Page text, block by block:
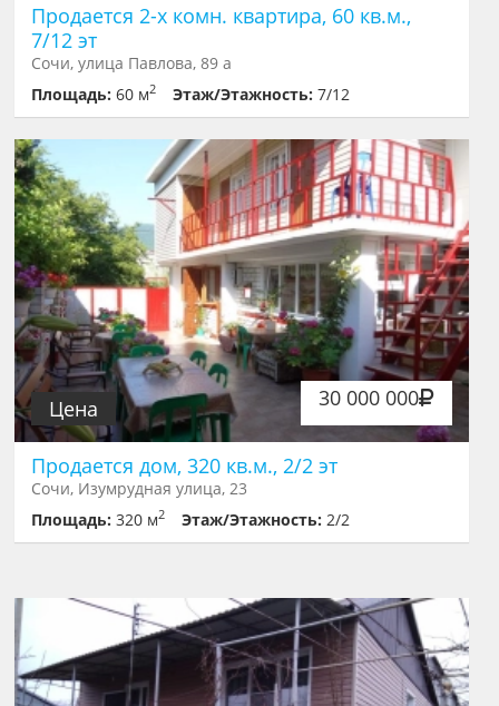
Продается 2-х комн. квартира, 60 кв.м.,
7/12 эт
Сочи, улица Павлова, 89 а
Площадь:60 м2 Этаж/Этажность:7/12
30 000 000
Цена
Продается дом, 320 кв.м., 2/2 эт
Сочи, Изумрудная улица, 23
Площадь:320 м2 Этаж/Этажность: 2/2